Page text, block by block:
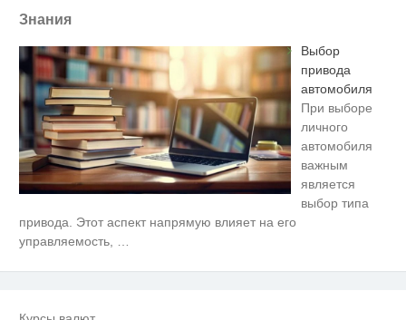
Знания
Выбор
привода
автомобиля
При выборе
личного
автомобиля
важным
является
выбор типа
привода. Этот аспект напрямую влияет на его
управляемость, …
Крыма: Что люди вытворяют,
когда их не видят...
i
Ролик длится несколько секунд,